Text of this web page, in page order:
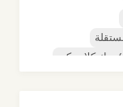
روك كلاسيكي